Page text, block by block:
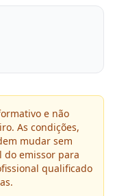
e não
As condições,
mudar sem
do emissor para
qualificado